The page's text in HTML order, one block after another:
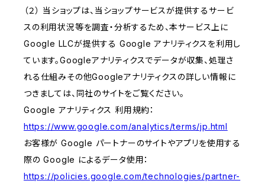
（２） 当ショップは、当ショップサービスが提供するサービ
スの利用状況等を調査・分析するため、本サービス上に
Google LLCが提供する Google アナリティクスを利用し
ています。Googleアナリティクスでデータが収集、処理さ
れる仕組みその他Googleアナリティクスの詳しい情報に
つきましては、同社のサイトをご覧ください。
Google アナリティクス 利用規約：
https://www.google.com/analytics/terms/jp.html
お客様が Google パートナーのサイトやアプリを使用する
際の Google によるデータ使用：
https://policies.google.com/technologies/partner-